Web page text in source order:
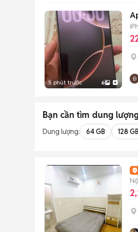
5 phút trước 6
Bạn cần tìm dung
Dung lượng: 64 GB 128 GB